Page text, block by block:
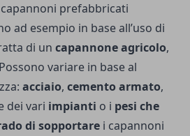
prefabbricati
ad esempio in base all’uso di
di un capannone agricolo,
variare in base al
acciaio, cemento armato,
dei vari impianti o i pesi che
di sopportare i capannoni